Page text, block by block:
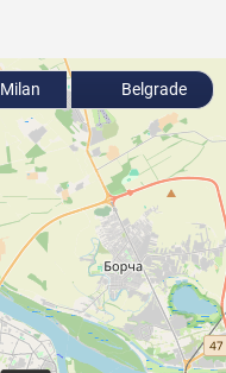
Milan Belgrade